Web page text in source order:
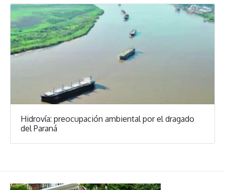
Hidrovía: preocupación ambiental por el dragado
del Paraná